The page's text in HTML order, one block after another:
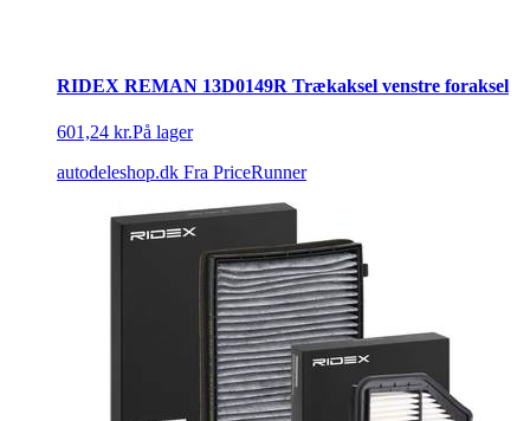
RIDEX REMAN 13D0149R Trækaksel venstre foraksel
601,24 kr.På lager
autodeleshop.dk Fra PriceRunner